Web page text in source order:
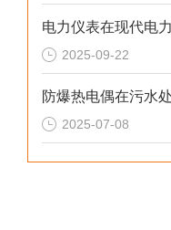
2025-09-22
2025-07-08